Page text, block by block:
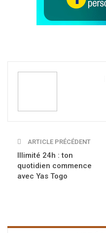
ARTICLE PRÉCÉDENT
Illimité 24h : ton
quotidien commence
avec Yas Togo